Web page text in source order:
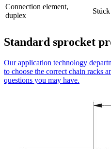
Connection element,
duplex
Stück
Standard sprocket
Our application technology
to choose the correct chain racks
questions you may have.